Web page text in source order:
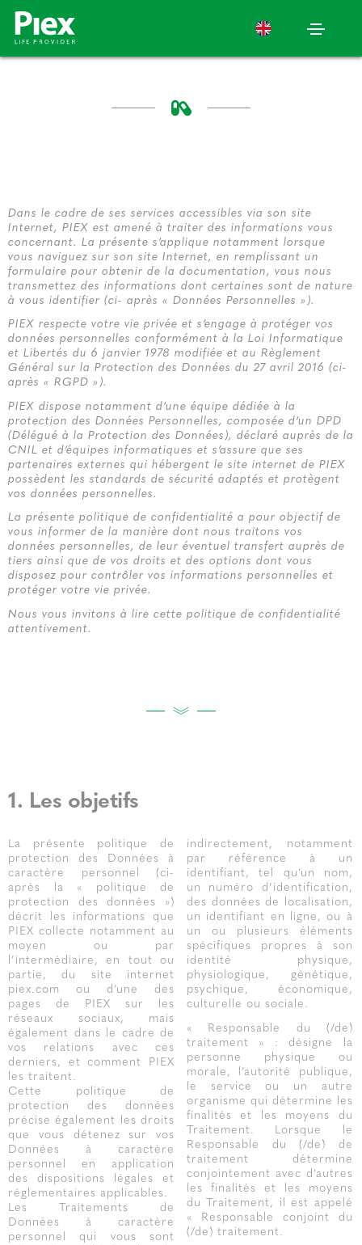
Dans le cadre de ses services accessibles via son site
Internet, PIEX est amené à traiter des informations vous
concernant. La présente s’applique notamment lorsque
vous naviguez sur son site Internet, en remplissant un
formulaire pour obtenir de la documentation, vous nous
transmettez des informations dont certaines sont de nature
à vous identifier (ci- après « Données Personnelles »).
PIEX respecte votre vie privée et s’engage à protéger vos
données personnelles conformément à la Loi Informatique
et Libertés du 6 janvier 1978 modifiée et au Règlement
Général sur la Protection des Données du 27 avril 2016 (ci-
après « RGPD »).
PIEX dispose notamment d’une équipe dédiée à la
protection des Données Personnelles, composée d’un DPD
(Délégué à la Protection des Données), déclaré auprès de la
CNIL et d’équipes informatiques et s’assure que ses
partenaires externes qui hébergent le site internet de PIEX
possèdent les standards de sécurité adaptés et protègent
vos données personnelles.
La présente politique de confidentialité a pour objectif de
vous informer de la manière dont nous traitons vos
données personnelles, de leur éventuel transfert auprès de
tiers ainsi que de vos droits et des options dont vous
disposez pour contrôler vos informations personnelles et
protéger votre vie privée.
Nous vous invitons à lire cette politique de confidentialité
attentivement.
1. Les objetifs
La présente politique de
protection des Données à
caractère personnel (ci-
après la « politique de
protection des données »)
décrit les informations que
PIEX collecte notamment au
moyen ou par
l’intermédiaire, en tout ou
partie, du site internet
piex.com ou d’une des
pages de PIEX sur les
réseaux sociaux, mais
également dans le cadre de
vos relations avec ces
derniers, et comment PIEX
les traitent.
Cette politique de
protection des données
précise également les droits
que vous détenez sur vos
Données à caractère
personnel en application
des dispositions légales et
réglementaires applicables.
Les Traitements de
Données à caractère
personnel qui vous sont
indirectement, notamment
par référence à un
identifiant, tel qu’un nom,
un numéro d’identification,
des données de localisation,
un identifiant en ligne, ou à
un ou plusieurs éléments
spécifiques propres à son
identité physique,
physiologique, génétique,
psychique, économique,
culturelle ou sociale.
« Responsable du (/de)
traitement » : désigne la
personne physique ou
morale, l’autorité publique,
le service ou un autre
organisme qui détermine les
finalités et les moyens du
Traitement. Lorsque le
Responsable du (/de) de
traitement détermine
conjointement avec d’autres
les finalités et les moyens
du Traitement, il est appelé
« Responsable conjoint du
(/de) traitement.